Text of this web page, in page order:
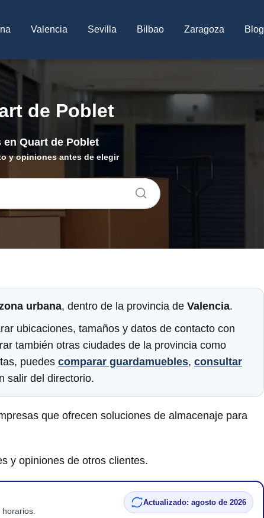
Valencia Sevilla Bilbao Zaragoza Blog
de Poblet
Quart de Poblet
y opiniones antes de elegir
urbana, dentro de la provincia de Valencia.
ubicaciones, tamaños y datos de contacto con
también otras ciudades de la provincia como
puedes comparar guardamuebles, consultar
salir del directorio.
que ofrecen soluciones de almacenaje para
y opiniones de otros clientes.
Actualizado: agosto de 2026